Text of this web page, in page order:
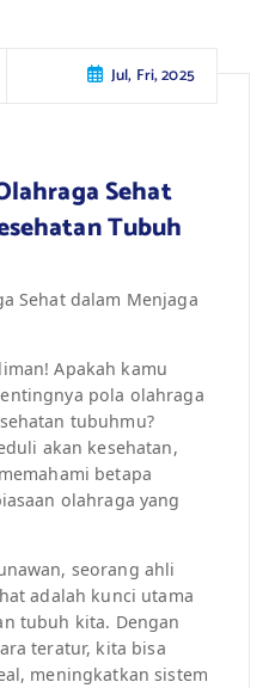
Jul, Fri, 2025
Sehat
Tubuh
Sehat dalam Menjaga
Apakah kamu
pola olahraga
tubuhmu?
akan kesehatan,
betapa
olahraga yang
seorang ahli
adalah kunci utama
tubuh kita. Dengan
teratur, kita bisa
meningkatkan sistem